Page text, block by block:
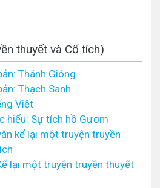
thuyết và Cổ tích)
Thánh Gióng
Thạch Sanh
Việt
hiểu: Sự tích hồ Gươm
kể lại một truyện truyền
lại một truyện truyền thuyết